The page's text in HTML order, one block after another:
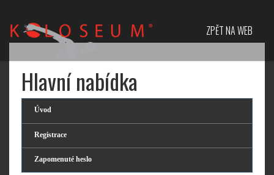
ZPĚT NA WEB
Hlavní nabídka
Úvod
Registrace
Zapomenuté heslo